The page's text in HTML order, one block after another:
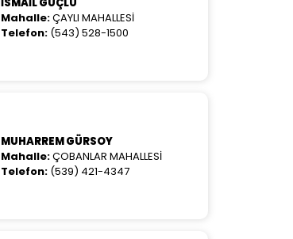
Mahalle:ÇAYLI MAHALLESİ
Telefon:(543) 528-1500
MUHARREM GÜRSOY
Mahalle:ÇOBANLAR MAHALLESİ
Telefon:(539) 421-4347